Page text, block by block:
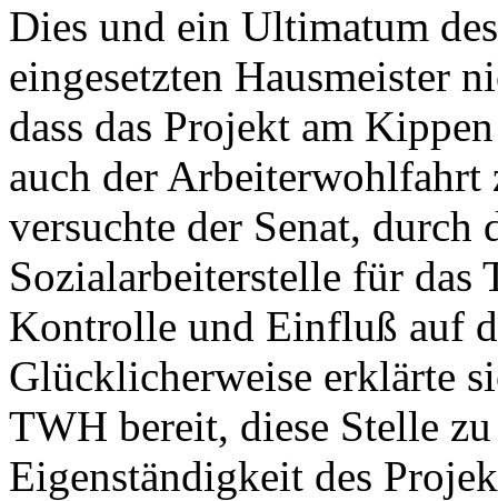
Dies und ein Ultimatum
eingesetzten Hausmeister
dass das Projekt am
auch der
versuchte der Senat, durch
Sozialarbeiterstelle für das
Kontrolle und Einfluß auf
Glücklicherweise erklärte
TWH bereit, diese Stelle
Eigenständigkeit des